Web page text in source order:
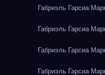
Габриэль Гарсиа
Габриэль Гарсиа
Габриэль Гарсиа
Габриэль Гарсиа